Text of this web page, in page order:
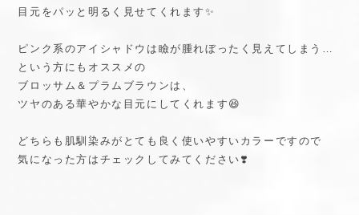
目元をパッと明るく見せてくれます✨
ピンク系のアイシャドウは瞼が腫れぼったく見えてしまう…
という方にもオススメの
ブロッサム＆プラムブラウンは、
ツヤのある華やかな目元にしてくれます😆
どちらも肌馴染みがとても良く使いやすいカラーですので
気になった方はチェックしてみてください❣️